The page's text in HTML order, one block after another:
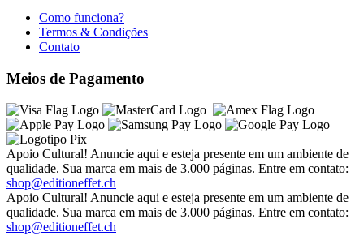
Como funciona?
Termos & Condições
Contato
Meios de Pagamento
Apoio Cultural! Anuncie aqui e esteja presente em um ambiente de
qualidade. Sua marca em mais de 3.000 páginas. Entre em contato:
shop@editioneffet.ch
Apoio Cultural! Anuncie aqui e esteja presente em um ambiente de
qualidade. Sua marca em mais de 3.000 páginas. Entre em contato:
shop@editioneffet.ch